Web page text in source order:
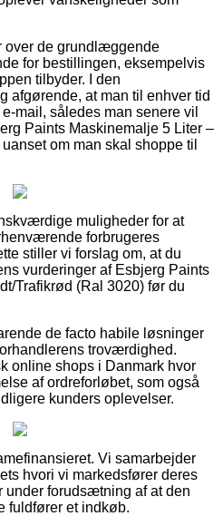
over de grundlæggende
for bestillingen, eksempelvis
tilbyder. I den
afgørende, at man til enhver tid
mail, således man senere vil
Paints Maskinemalje 5 Liter –
om man skal shoppe til
muligheder for at
forbrugeres
stiller vi forslag om, at du
vurderinger af Esbjerg Paints
Trafikrød (Ral 3020) før du
de facto habile løsninger
troværdighed.
online shops i Danmark hvor
af ordreforløbet, som også
kunders oplevelser.
Vi samarbejder
hvori vi markedsfører deres
under forudsætning af at den
fuldfører et indkøb.